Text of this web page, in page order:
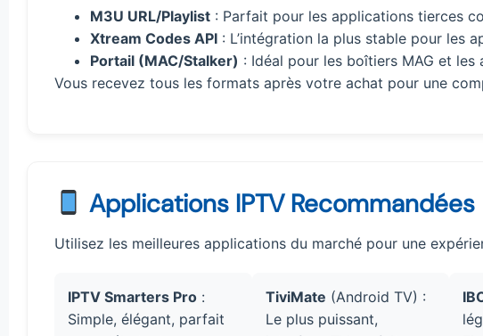
M3U URL/Playlist : Parfait pour les applications tierces
Xtream Codes API : L’intégration la plus stable pour les
Portail (MAC/Stalker) : Idéal pour les boîtiers MAG et les
Vous recevez tous les formats après votre achat pour une
Applications IPTV Recommandées
Utilisez les meilleures applications du marché pour une
IPTV Smarters Pro :
Simple, élégant, parfait
TiviMate (Android TV) :
Le plus puissant,